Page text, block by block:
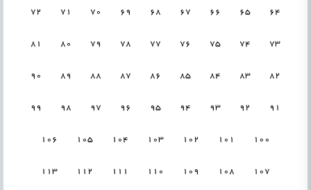
64
65
66
67
68
69
70
71
72
73
74
75
76
77
78
79
80
81
82
83
84
85
86
87
88
89
90
91
92
93
94
95
96
97
98
99
100
101
102
103
104
105
106
107
108
109
110
111
112
113